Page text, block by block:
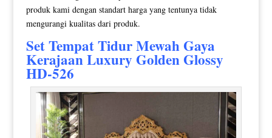
produk kami dengan standart harga yang tentunya tidak
mengurangi kualitas dari produk.
SetTempat Tidur MewahGaya
Kerajaan Luxury Golden Glossy
HD-526